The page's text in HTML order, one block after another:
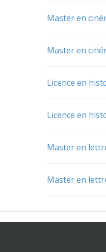
Master en
Master en
Licence en
Licence en
Master en
Master en